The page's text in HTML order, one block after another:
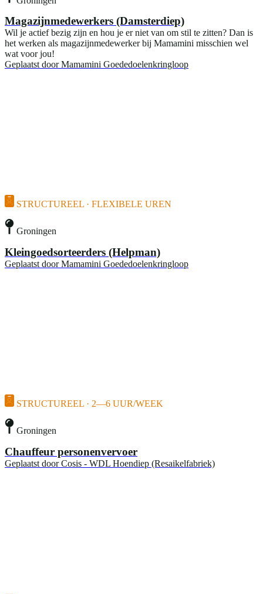
Magazijnmedewerkers (Damsterdiep)
Wil je actief bezig zijn en hou je er niet van om stil te zitten? Dan is
het werken als magazijnmedewerker bij Mamamini misschien wel
wat voor jou!
Geplaatst door Mamamini Goededoelenkringloop
STRUCTUREEL · FLEXIBELE UREN
Groningen
Kleingoedsorteerders (Helpman)
Geplaatst door Mamamini Goededoelenkringloop
STRUCTUREEL · 2—6 UUR/WEEK
Groningen
Chauffeur personenvervoer
Geplaatst door Cosis - WDL Hoendiep (Resaikelfabriek)